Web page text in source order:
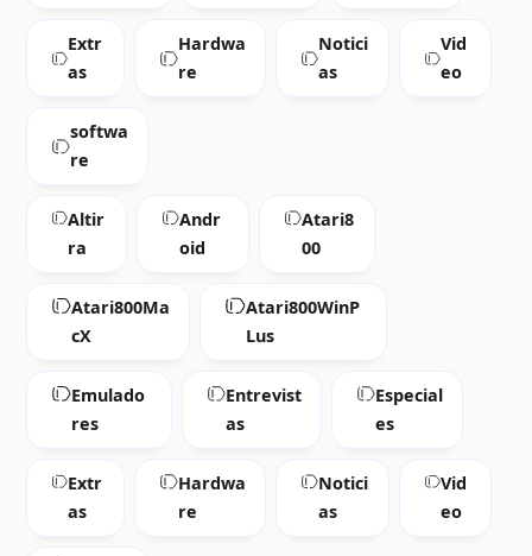
Extr
as
Hardwa
re
Notici
as
Vid
eo
softwa
re
Altir
ra
Andr
oid
Atari8
00
Atari800Ma
cX
Atari800WinP
Lus
Emulado
res
Entrevist
as
Especial
es
Extr
as
Hardwa
re
Notici
as
Vid
eo